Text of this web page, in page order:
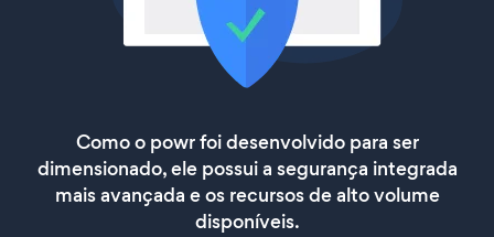
Como o powr foi desenvolvido para ser
dimensionado, ele possui a segurança integrada
mais avançada e os recursos de alto volume
disponíveis.